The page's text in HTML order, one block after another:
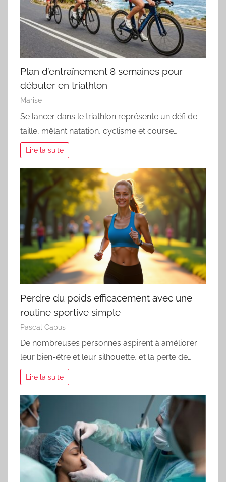
Plan d’entraînement 8 semaines pour
débuter en triathlon
Marise
Se lancer dans le triathlon représente un défi de
taille, mêlant natation, cyclisme et course…
Lire la suite
Perdre du poids efficacement avec une
routine sportive simple
Pascal Cabus
De nombreuses personnes aspirent à améliorer
leur bien-être et leur silhouette, et la perte de…
Lire la suite